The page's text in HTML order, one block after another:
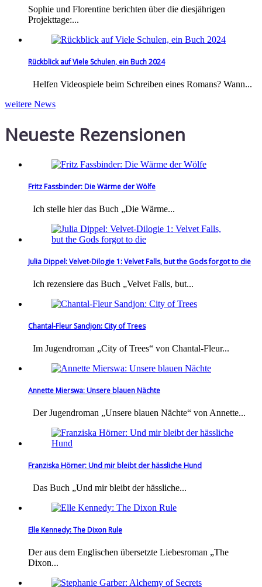
Sophie und Florentine berichten über die diesjährigen
Projekttage:...
Rückblick auf Viele Schulen, ein Buch 2024
Helfen Videospiele beim Schreiben eines Romans? Wann...
weitere News
Neueste Rezensionen
Fritz Fassbinder: Die Wärme der Wölfe
Ich stelle hier das Buch „Die Wärme...
Julia Dippel: Velvet-Dilogie 1: Velvet Falls, but the Gods forgot to die
Ich rezensiere das Buch „Velvet Falls, but...
Chantal-Fleur Sandjon: City of Trees
Im Jugendroman „City of Trees“ von Chantal-Fleur...
Annette Mierswa: Unsere blauen Nächte
Der Jugendroman „Unsere blauen Nächte“ von Annette...
Franziska Hörner: Und mir bleibt der hässliche Hund
Das Buch „Und mir bleibt der hässliche...
Elle Kennedy: The Dixon Rule
Der aus dem Englischen übersetzte Liebesroman „The
Dixon...